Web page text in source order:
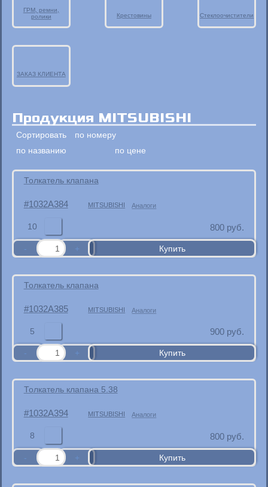
ГРМ, ремни,
ролики
Крестовины Стеклоочистители
ЗАКАЗ КЛИЕНТА
Продукция MITSUBISHI
Сортировать
по номеру
по названию
по цене
Толкатель клапана
1032A384 MITSUBISHI Аналоги
10 800 руб.
Толкатель клапана
1032A385 MITSUBISHI Аналоги
5 900 руб.
Толкатель клапана 5.38
1032A394 MITSUBISHI Аналоги
8 800 руб.